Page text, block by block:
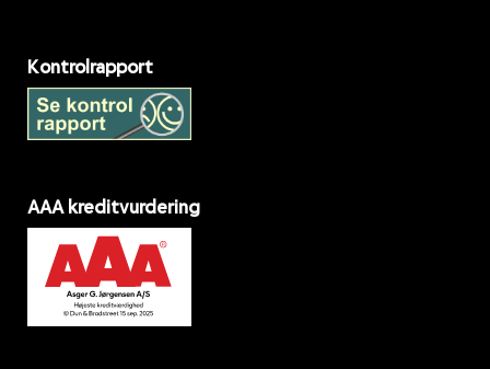
Kontrolrapport
AAA kreditvurdering